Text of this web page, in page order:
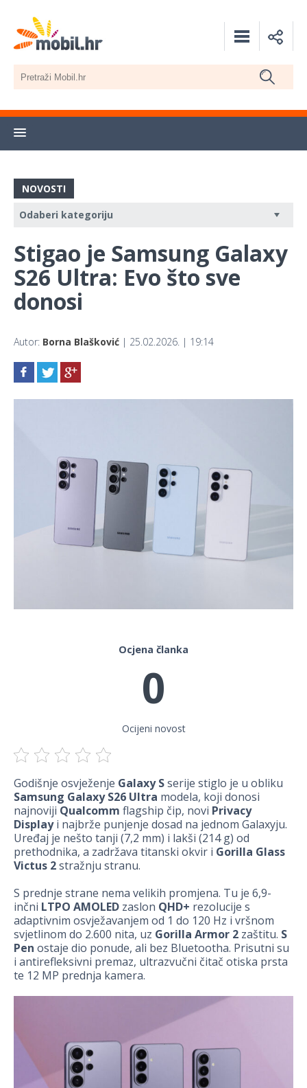
NOVOSTI
Stigao je Samsung Galaxy
S26 Ultra: Evo što sve
donosi
Autor: Borna Blašković | 25.02.2026. | 19:14
Ocjena članka
0
Ocijeni novost
Godišnje osvježenje Galaxy Sserije stiglo je u obliku
Samsung Galaxy S26 Ultra modela, koji donosi
najnoviji Qualcomm flagship čip, novi Privacy
Displayi najbrže punjenje dosad na jednom Galaxyju.
Uređaj je nešto tanji (7,2 mm) i lakši (214 g) od
prethodnika, a zadržava titanski okvir i Gorilla Glass
Victus 2stražnju stranu.
S prednje strane nema velikih promjena. Tu je 6,9-
inčni LTPO AMOLED zaslon QHD+ rezolucije s
adaptivnim osvježavanjem od 1 do 120 Hz i vršnom
svjetlinom do 2.600 nita, uz Gorilla Armor 2 zaštitu. S
Pen ostaje dio ponude, ali bez Bluetootha. Prisutni su
i antirefleksivni premaz, ultrazvučni čitač otiska prsta
te 12 MP prednja kamera.